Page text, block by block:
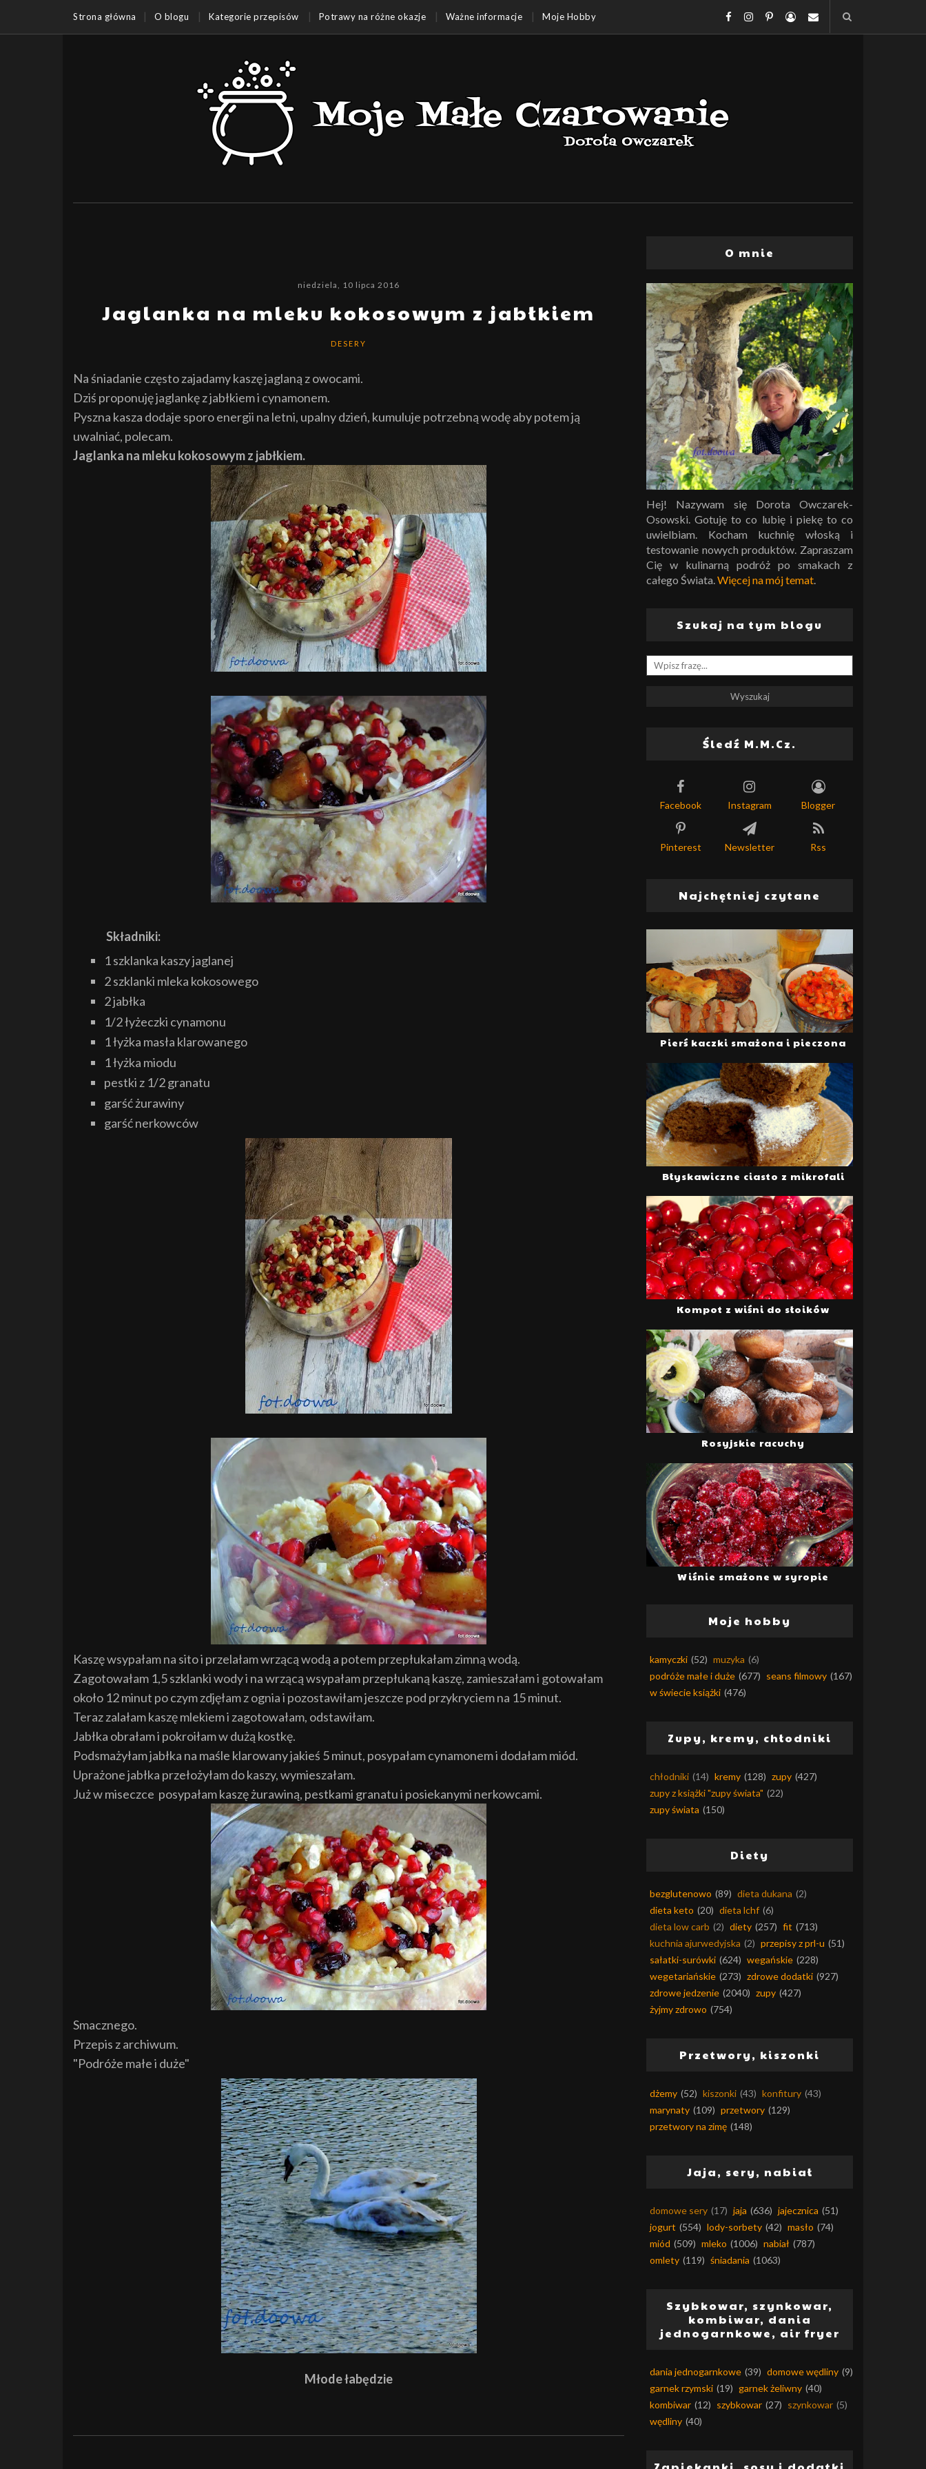
Strona główna O blogu Kategorie przepisów Potrawy na różne okazje Ważne informacje Moje Hobby
niedziela, 10 lipca 2016
Jaglanka na mleku kokosowym z jabłkiem
DESERY
Na śniadanie często zajadamy kaszę jaglaną z owocami.
Dziś proponuję jaglankę z jabłkiem i cynamonem.
Pyszna kasza dodaje sporo energii na letni, upalny dzień, kumuluje potrzebną wodę aby potem ją
uwalniać, polecam.
Jaglanka na mleku kokosowym z jabłkiem.
Składniki:
1 szklanka kaszy jaglanej
2 szklanki mleka kokosowego
2 jabłka
1/2 łyżeczki cynamonu
1 łyżka masła klarowanego
1 łyżka miodu
pestki z 1/2 granatu
garść żurawiny
garść nerkowców
Kaszę wsypałam na sito i przelałam wrzącą wodą a potem przepłukałam zimną wodą.
Zagotowałam 1,5 szklanki wody i na wrzącą wsypałam przepłukaną kaszę, zamieszałam i gotowałam
około 12 minut po czym zdjęłam z ognia i pozostawiłam jeszcze pod przykryciem na 15 minut.
Teraz zalałam kaszę mlekiem i zagotowałam, odstawiłam.
Jabłka obrałam i pokroiłam w dużą kostkę.
Podsmażyłam jabłka na maśle klarowany jakieś 5 minut, posypałam cynamonem i dodałam miód.
Uprażone jabłka przełożyłam do kaszy, wymieszałam.
Już w miseczce posypałam kaszę żurawiną, pestkami granatu i posiekanymi nerkowcami.
Smacznego.
Przepis z archiwum.
"Podróże małe i duże"
Młode łabędzie
O mnie
Hej! Nazywam się Dorota Owczarek-
Osowski. Gotuję to co lubię i piekę to co
uwielbiam. Kocham kuchnię włoską i
testowanie nowych produktów. Zapraszam
Cię w kulinarną podróż po smakach z
całego Świata.Więcej na mój temat.
Szukaj na tym blogu
Śledź M.M.Cz.
Facebook Instagram Blogger
Pinterest Newsletter Rss
Najchętniej czytane
Pierś kaczki smażona i pieczona
Błyskawiczne ciasto z mikrofali
Kompot z wiśni do słoików
Rosyjskie racuchy
Wiśnie smażone w syropie
Moje hobby
kamyczki (52) muzyka (6)
podróże małe i duże (677) seans filmowy (167)
w świecie książki (476)
Zupy, kremy, chłodniki
chłodniki (14) kremy (128) zupy (427)
zupy z książki "zupy świata" (22)
zupy świata (150)
Diety
bezglutenowo (89) dieta dukana (2)
dieta keto (20) dieta lchf (6)
dieta low carb (2) diety (257) fit (713)
kuchnia ajurwedyjska (2) przepisy z prl-u (51)
sałatki-surówki (624) wegańskie (228)
wegetariańskie (273) zdrowe dodatki (927)
zdrowe jedzenie (2040) zupy (427)
żyjmy zdrowo (754)
Przetwory, kiszonki
dżemy (52) kiszonki (43) konfitury (43)
marynaty (109) przetwory (129)
przetwory na zimę (148)
Jaja, sery, nabiał
domowe sery (17) jaja (636) jajecznica (51)
jogurt (554) lody-sorbety (42) masło (74)
miód (509) mleko (1006) nabiał (787)
omlety (119) śniadania (1063)
Szybkowar, szynkowar,
kombiwar, dania
jednogarnkowe, air fryer
dania jednogarnkowe (39) domowe wędliny (9)
garnek rzymski (19) garnek żeliwny (40)
kombiwar (12) szybkowar (27) szynkowar (5)
wędliny (40)